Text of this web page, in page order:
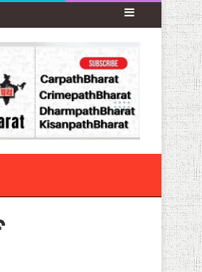
Sidebar